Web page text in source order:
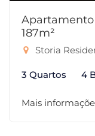
Apartamento
187m²
Storia
3 Quartos 4
Mais